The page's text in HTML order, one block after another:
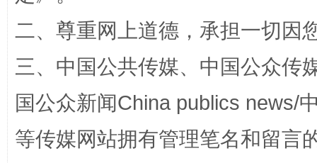
二、尊重网上道德，承担一切因
三、中国公共传媒、中国公众传
国公众新闻China publics news/
等传媒网站拥有管理笔名和留言